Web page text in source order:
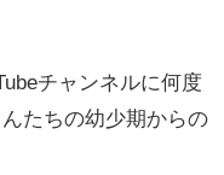
チャンネルに何度
たちの幼少期からの